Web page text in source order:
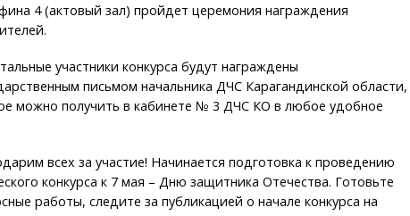
4 (актовый зал) пройдет церемония награждения
участники конкурса будут награждены
письмом начальника ДЧС Карагандинской области,
можно получить в кабинете № 3 ДЧС КО в любое удобное
всех за участие! Начинается подготовка к проведению
конкурса к 7 мая – Дню защитника Отечества. Готовьте
работы, следите за публикацией о начале конкурса на